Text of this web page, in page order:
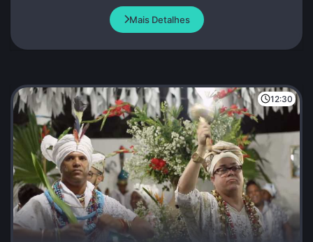
Mais Detalhes
12:30